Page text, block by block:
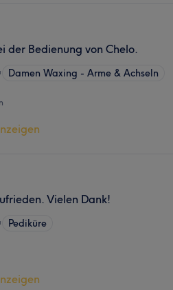
der Bedienung von Chelo.
Damen Waxing - Arme & Achseln
Vielen Dank!
Pediküre